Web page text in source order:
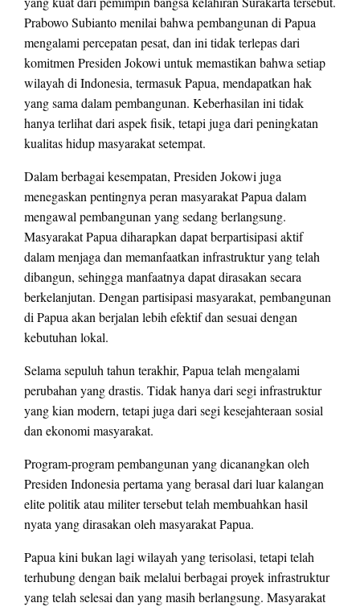
Prabowo Subianto menilai bahwa pembangunan di Papua
mengalami percepatan pesat, dan ini tidak terlepas dari
komitmen Presiden Jokowi untuk memastikan bahwa setiap
wilayah di Indonesia, termasuk Papua, mendapatkan hak
yang sama dalam pembangunan. Keberhasilan ini tidak
hanya terlihat dari aspek fisik, tetapi juga dari peningkatan
kualitas hidup masyarakat setempat.
Dalam berbagai kesempatan, Presiden Jokowi juga
menegaskan pentingnya peran masyarakat Papua dalam
mengawal pembangunan yang sedang berlangsung.
Masyarakat Papua diharapkan dapat berpartisipasi aktif
dalam menjaga dan memanfaatkan infrastruktur yang telah
dibangun, sehingga manfaatnya dapat dirasakan secara
berkelanjutan. Dengan partisipasi masyarakat, pembangunan
di Papua akan berjalan lebih efektif dan sesuai dengan
kebutuhan lokal.
Selama sepuluh tahun terakhir, Papua telah mengalami
perubahan yang drastis. Tidak hanya dari segi infrastruktur
yang kian modern, tetapi juga dari segi kesejahteraan sosial
dan ekonomi masyarakat.
Program-program pembangunan yang dicanangkan oleh
Presiden Indonesia pertama yang berasal dari luar kalangan
elite politik atau militer tersebut telah membuahkan hasil
nyata yang dirasakan oleh masyarakat Papua.
Papua kini bukan lagi wilayah yang terisolasi, tetapi telah
terhubung dengan baik melalui berbagai proyek infrastruktur
yang telah selesai dan yang masih berlangsung. Masyarakat